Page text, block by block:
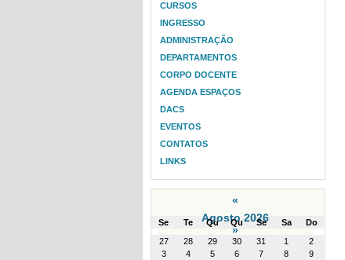
CURSOS
INGRESSO
ADMINISTRAÇÃO
DEPARTAMENTOS
CORPO DOCENTE
AGENDA ESPAÇOS
DACS
EVENTOS
CONTATOS
LINKS
«
Agosto 2026
»
Se Te Qu Qu Se Sa
Do
27
28 29 30 31 1
2
3
4 5 6 7 8
9